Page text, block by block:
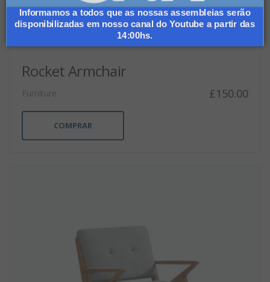
Rocket Armchair
Furniture £150.00
COMPRAR
Informamos a todos que as nossas assembleias serão
disponibilizadas em nosso canal do Youtube a partir das
14:00hs.